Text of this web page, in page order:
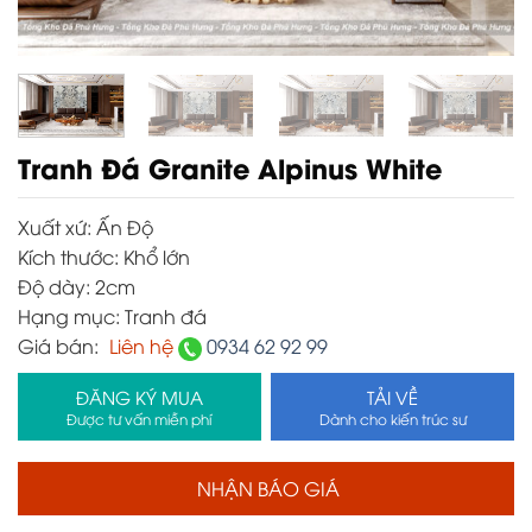
Tranh Đá Granite Alpinus White
Xuất xứ: Ấn Độ
Kích thước: Khổ lớn
Độ dày: 2cm
Hạng mục: Tranh đá
Giá bán: Liên hệ 0934 62 92 99
ĐĂNG KÝ MUA
Được tư vấn miễn phí
TẢI VỀ
Dành cho kiến trúc sư
NHẬN BÁO GIÁ